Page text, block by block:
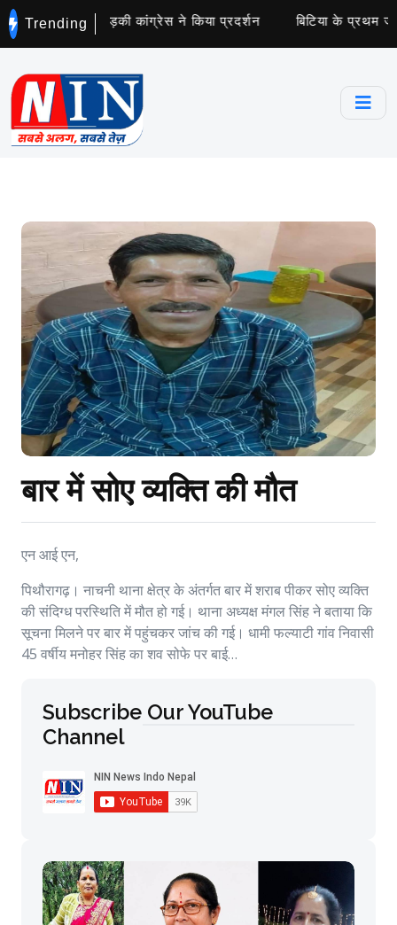
Trending
नोटिस से भड़की कांग्रेस ने किया प्रदर्शन बिटिया के प्रथम जन्म
बार में सोए व्यक्ति की मौत
एन आई एन,
पिथौरागढ़। नाचनी थाना क्षेत्र के अंतर्गत बार में शराब पीकर सोए व्यक्ति
की संदिग्ध परस्थिति में मौत हो गई। थाना अध्यक्ष मंगल सिंह ने बताया कि
सूचना मिलने पर बार में पहुंचकर जांच की गई। धामी फल्याटी गांव निवासी
45 वर्षीय मनोहर सिंह का शव सोफे पर बाई…
Subscribe Our YouTube
Channel